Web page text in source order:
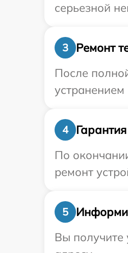
серьезной
3
Ремонт
После
4
Гарантия
По
ремонт
5
Вы получите